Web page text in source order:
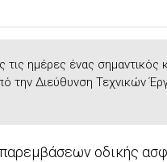
τις ημέρες ένας
την Διεύθυνση Τεχνικών
οδικής